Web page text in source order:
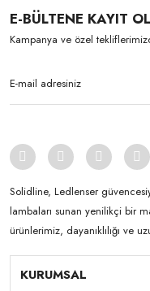
E-BÜLTENE KAYIT OL
Kampanya ve özel
Solidline, Ledlenser
lambaları sunan yenilikçi bir
ürünlerimiz, dayanıklılığı ve
KURUMSAL